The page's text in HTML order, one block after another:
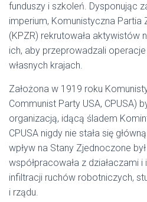
funduszy i szkoleń. Dysponując
imperium, Komunistyczna Partia
(KPZR) rekrutowała aktywistów
ich, aby przeprowadzali
własnych krajach.
Założona w 1919 roku
Communist Party USA, CPUSA)
organizacją, idącą śladem
CPUSA nigdy nie stała się
wpływ na Stany Zjednoczone
współpracowała z działaczami
infiltracji ruchów robotniczych,
i rządu.